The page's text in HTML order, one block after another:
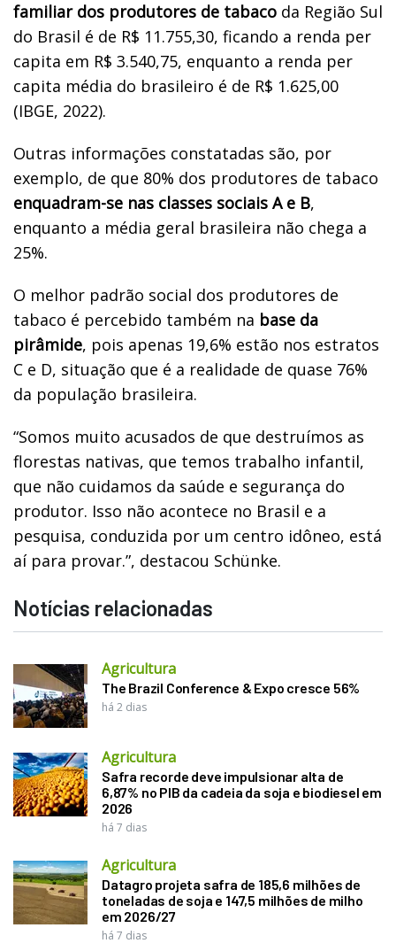
familiar dos produtores de tabaco da Região Sul
do Brasil é de R$ 11.755,30, ficando a renda per
capita em R$ 3.540,75, enquanto a renda per
capita média do brasileiro é de R$ 1.625,00
(IBGE, 2022).
Outras informações constatadas são, por
exemplo, de que 80% dos produtores de tabaco
enquadram-se nas classes sociais A e B,
enquanto a média geral brasileira não chega a
25%.
O melhor padrão social dos produtores de
tabaco é percebido também na base da
pirâmide, pois apenas 19,6% estão nos estratos
C e D, situação que é a realidade de quase 76%
da população brasileira.
“Somos muito acusados de que destruímos as
florestas nativas, que temos trabalho infantil,
que não cuidamos da saúde e segurança do
produtor. Isso não acontece no Brasil e a
pesquisa, conduzida por um centro idôneo, está
aí para provar.”, destacou Schünke.
Notícias relacionadas
Agricultura
The Brazil Conference & Expo cresce 56%
há 2 dias
Agricultura
Safra recorde deve impulsionar alta de
6,87% no PIB da cadeia da soja e biodiesel em
2026
há 7 dias
Agricultura
Datagro projeta safra de 185,6 milhões de
toneladas de soja e 147,5 milhões de milho
em 2026/27
há 7 dias